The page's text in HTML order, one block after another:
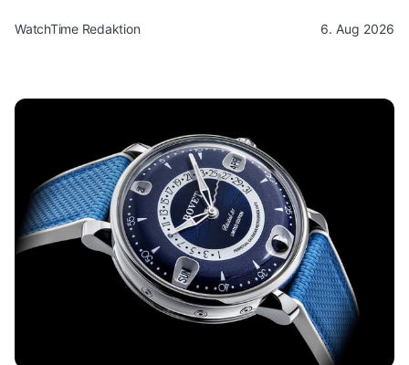
WatchTime Redaktion 6. Aug 2026